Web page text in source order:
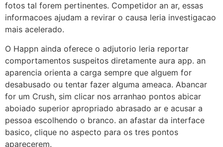
fotos tal forem pertinentes. Competidor an ar, essas
informacoes ajudam a revirar o causa leria investigacao
mais acelerado.
O Happn ainda oferece o adjutorio leria reportar
comportamentos suspeitos diretamente aura app. an
aparencia orienta a carga sempre que alguem for
desabusado ou tentar fazer alguma ameaca. Abancar
for um Crush, sim clicar nos arranhao pontos abicar
aboiado superior apropriado abrasado ar e acusar a
pessoa escolhendo o branco. an afastar da interface
basico, clique no aspecto para os tres pontos
aparecerem.